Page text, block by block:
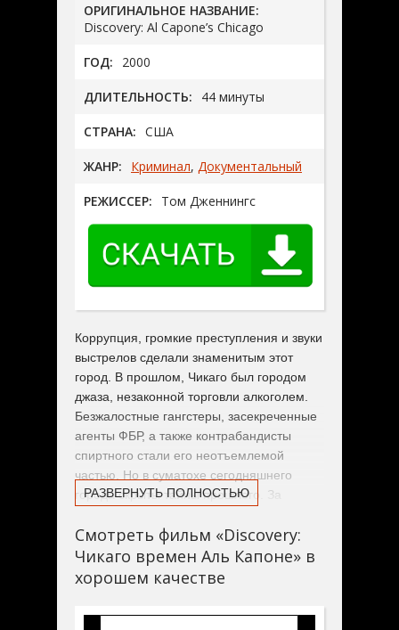
ОРИГИНАЛЬНОЕ НАЗВАНИЕ:
Discovery: Al Capone’s Chicago
ГОД: 2000
ДЛИТЕЛЬНОСТЬ: 44 минуты
СТРАНА: США
ЖАНР: Криминал, Документальный
РЕЖИССЕР: Том Дженнингс
Коррупция, громкие преступления и звуки
выстрелов сделали знаменитым этот
город. В прошлом, Чикаго был городом
джаза, незаконной торговли алкоголем.
Безжалостные гангстеры, засекреченные
агенты ФБР, а также контрабандисты
спиртного стали его неотъемлемой
частью. Но в суматохе сегодняшнего
города скрыты тайны прошлого. За
следы Чикаго времен Аль Капоне.
РАЗВЕРНУТЬ ПОЛНОСТЬЮ
Смотреть фильм «Discovery:
Чикаго времен Аль Капоне» в
хорошем качестве